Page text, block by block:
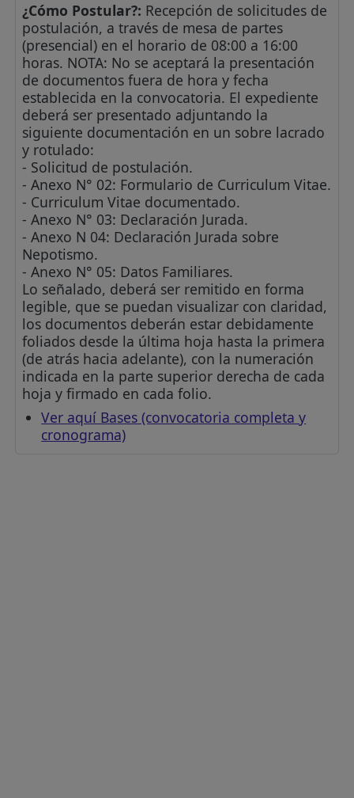
¿Cómo Postular?: Recepción de solicitudes de
postulación, a través de mesa de partes
(presencial) en el horario de 08:00 a 16:00
horas. NOTA: No se aceptará la presentación
de documentos fuera de hora y fecha
establecida en la convocatoria. El expediente
deberá ser presentado adjuntando la
siguiente documentación en un sobre lacrado
y rotulado:
- Solicitud de postulación.
- Anexo N° 02: Formulario de Curriculum Vitae.
- Curriculum Vitae documentado.
- Anexo N° 03: Declaración Jurada.
- Anexo N 04: Declaración Jurada sobre
Nepotismo.
- Anexo N° 05: Datos Familiares.
Lo señalado, deberá ser remitido en forma
legible, que se puedan visualizar con claridad,
los documentos deberán estar debidamente
foliados desde la última hoja hasta la primera
(de atrás hacia adelante), con la numeración
indicada en la parte superior derecha de cada
hoja y firmado en cada folio.
Ver aquí Bases (convocatoria completa y
cronograma)